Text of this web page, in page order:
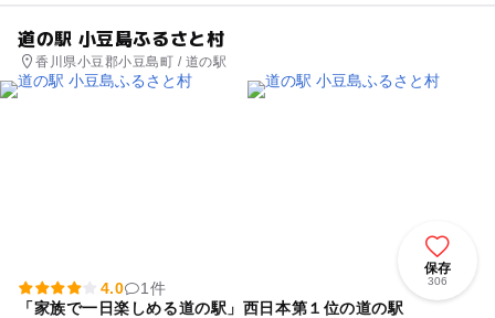
道の駅 小豆島ふるさと村
香川県小豆郡小豆島町 / 道の駅
保存
306
4.0
1件
「家族で一日楽しめる道の駅」西日本第１位の道の駅